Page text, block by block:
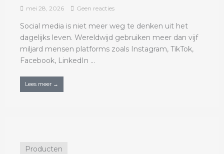
mei 28, 2026 Geen reacties
Social media is niet meer weg te denken uit het
dagelijks leven. Wereldwijd gebruiken meer dan vijf
miljard mensen platforms zoals Instagram, TikTok,
Facebook, LinkedIn ...
Lees meer →
Producten